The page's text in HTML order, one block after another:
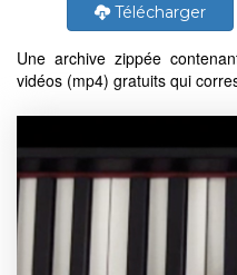
Télécharger
Une archive zippée
vidéos (mp4) gratuits qui